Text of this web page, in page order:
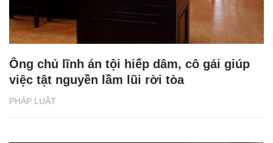
PHÁP LUẬT
Ông chủ lĩnh án tội hiếp dâm, cô gái giúp
việc tật nguyền lầm lũi rời tòa